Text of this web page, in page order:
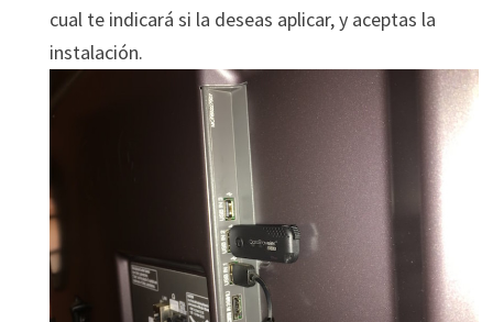
cual te indicará si la deseas aplicar, y aceptas la
instalación.